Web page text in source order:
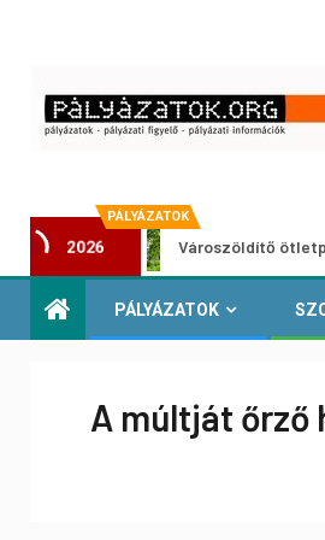
PÁLYÁZATOK
2026 Városzöldítő ötletpályázat
PÁLYÁZATOK
A múltját őrző